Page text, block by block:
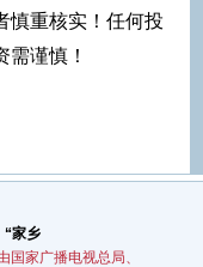
慎重核实！任何投
谨慎！
“家乡
国家广播电视总局、